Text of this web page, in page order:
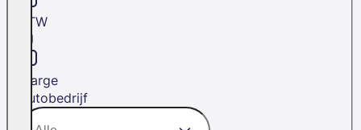
BTW
Marge
Autobedrijf